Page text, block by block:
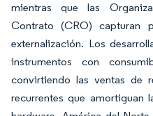
mientras que las
Contrato (CRO) capturan
externalización. Los
instrumentos con
convirtiendo las ventas de
recurrentes que amortiguan